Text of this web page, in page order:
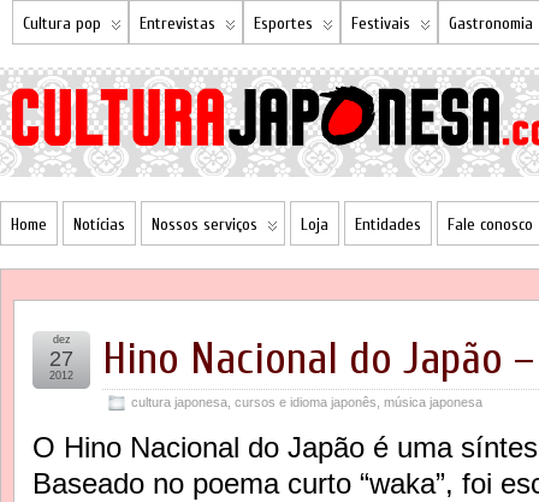
Cultura pop Entrevistas Esportes Festivais Gastronomia
Home Notícias Nossos serviços Loja Entidades Fale conosco
Hino Nacional do Japão
cultura japonesa cursos e idioma japonês música japonesa
dez
27
2012
O Hino Nacional do Japão é uma
Baseado no poema curto “waka”, foi